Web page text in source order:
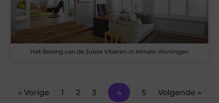
Het Belang van de Juiste Vloeren in Almelo Woningen
« Vorige 1 2 3 4 5 Volgende »